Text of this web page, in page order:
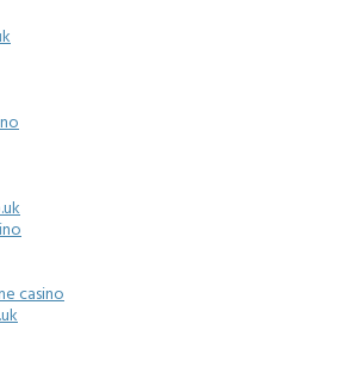
casino